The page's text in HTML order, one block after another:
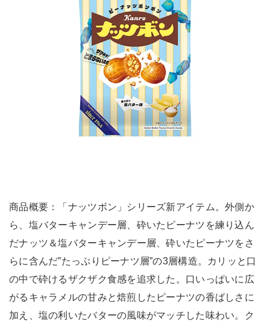
商品概要：「ナッツボン」シリーズ新アイテム。外側か
ら、塩バターキャンデー層、砕いたピーナツを練り込ん
だナッツ＆塩バターキャンデー層、砕いたピーナツをさ
らに含んだ”たっぷりピーナツ層”の3層構造。カリッと口
の中で砕けるザクザク食感を追求した。口いっぱいに広
がるキャラメルの甘みと焙煎したピーナツの香ばしさに
加え、塩の利いたバターの風味がマッチした味わい。ク